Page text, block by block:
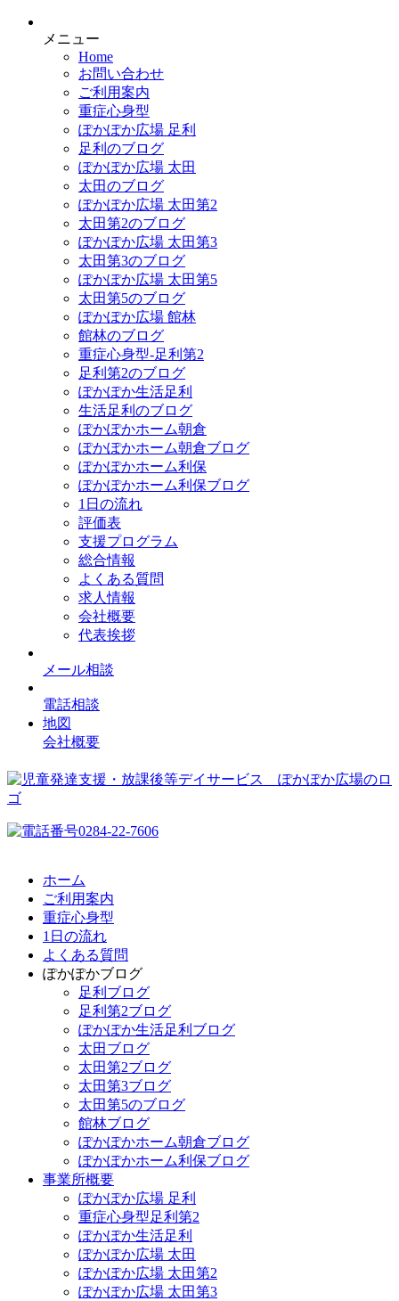
メニュー
Home
お問い合わせ
ご利用案内
重症心身型
ぽかぽか広場 足利
足利のブログ
ぽかぽか広場 太田
太田のブログ
ぽかぽか広場 太田第2
太田第2のブログ
ぽかぽか広場 太田第3
太田第3のブログ
ぽかぽか広場 太田第5
太田第5のブログ
ぽかぽか広場 館林
館林のブログ
重症心身型-足利第2
足利第2のブログ
ぽかぽか生活足利
生活足利のブログ
ぽかぽかホーム朝倉
ぽかぽかホーム朝倉ブログ
ぽかぽかホーム利保
ぽかぽかホーム利保ブログ
1日の流れ
評価表
支援プログラム
総合情報
よくある質問
求人情報
会社概要
代表挨拶
メール相談
電話相談
地図
会社概要
ホーム
ご利用案内
重症心身型
1日の流れ
よくある質問
ぽかぽかブログ
足利ブログ
足利第2ブログ
ぽかぽか生活足利ブログ
太田ブログ
太田第2ブログ
太田第3ブログ
太田第5のブログ
館林ブログ
ぽかぽかホーム朝倉ブログ
ぽかぽかホーム利保ブログ
事業所概要
ぽかぽか広場 足利
重症心身型足利第2
ぽかぽか生活足利
ぽかぽか広場 太田
ぽかぽか広場 太田第2
ぽかぽか広場 太田第3